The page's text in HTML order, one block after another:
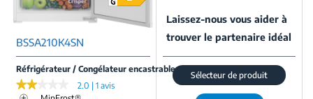
BSSA210K4SN
Réfrigérateur / Congélateur encastrable
★★★★★
★★★★★
2.0 | 1 avis
Laissez-nous vous aider à
trouver le partenaire idéal
Sélecteur de produit